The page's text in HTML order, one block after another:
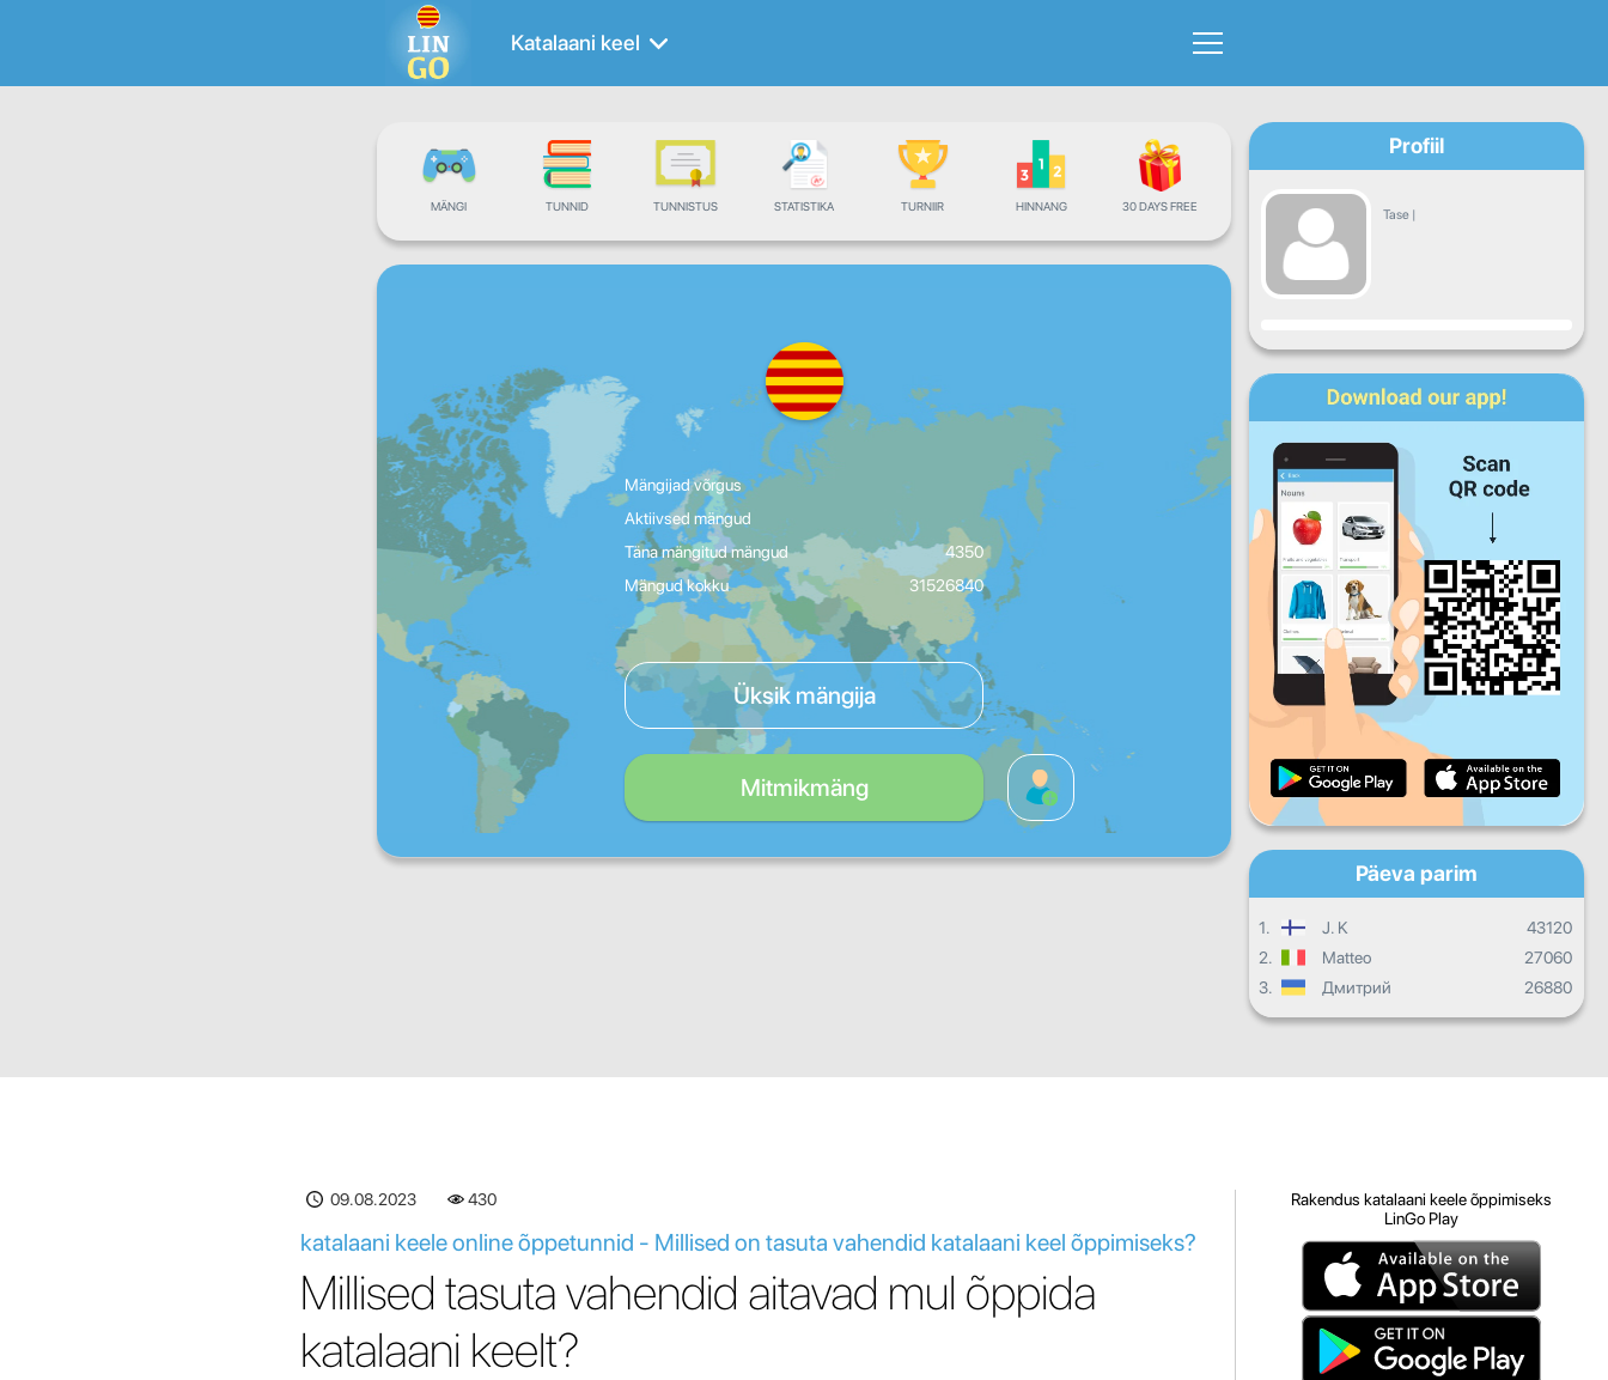
Katalaani keel
MÄNGI TUNNID TUNNISTUS STATISTIKA TURNIIR HINNANG 30 DAYS FREE
Mängijad võrgus
Aktiivsed mängud
Täna mängitud mängud
4350
Mängud kokku
31526840
Üksik mängija
Mitmikmäng
Profiil
Tase |
Progress
K
L P
Igapäevane areng
Igakuised edusammud
Üldine areng
Päeva parim
1. J. K
43120
2.
Matteo
27060
3.
Дмитрий 26880
09.08.2023 430
katalaani keele online õppetunnid - Millised on tasuta vahendid katalaani keel õppimiseks?
Millised tasuta vahendid aitavad mul õppida
katalaani keelt?
Rakendus katalaani keele õppimiseks
LinGo Play